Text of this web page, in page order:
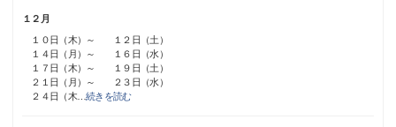
１２月
１０日（木）～ １２日（土）
１４日（月）～ １６日（水）
１７日（木）～ １９日（土）
２１日（月）～ ２３日（水）
２４日（木…続きを読む